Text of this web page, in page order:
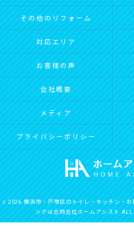
その他のリフォーム
対応エリア
お客様の声
会社概要
メディア
プライバシーポリシー
c 2026 横浜市・戸塚区のトイレ・キッチン・
ングは合同会社ホームアシスト ALL